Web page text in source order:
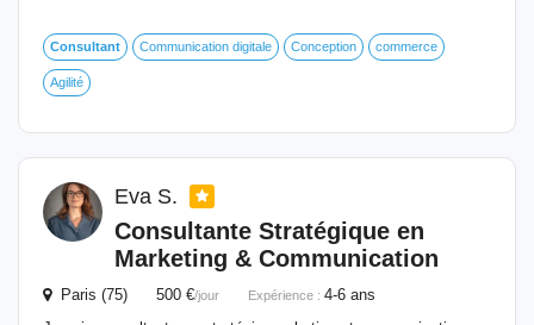
Consultant Communication digitale Conception commerce
Agilité
Eva S.
Consultante Stratégique en
Marketing & Communication
Paris (75) 500 €/jour Expérience : 4-6 ans